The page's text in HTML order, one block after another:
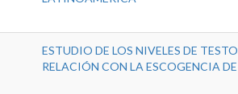
ESTUDIO DE LOS NIVELES DE
RELACIÓN CON LA ESCOGENCIA